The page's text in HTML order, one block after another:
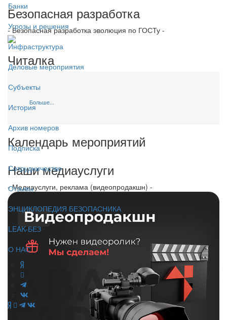
Банки
Угрозы и решения
Инфраструктура
Деловые мероприятия
Субъекты
История
Архив номеров
Подписка
Сотрудничество
Отзывы
ЭНЦИКЛОПЕДИЯ БЕЗОПАСНИКА
LEAK-БЕЗ
О НАС
Безопасная разработка
- Безопасная разработка эволюция по ГОСТу -
Читалка
Больше...
Календарь мероприятий
Наши медиауслуги
- Медиауслуги, реклама (видеопродакшн) -